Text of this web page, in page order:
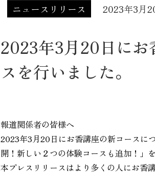
ニュースリリース 2023年3月
2023年3月20日にお
スを行いました。
報道関係者の皆様へ
2023年3月20日にお香講座の新コースに
開！新しい２つの体験コースも追加！」
本プレスリリースはより多くの人にお香